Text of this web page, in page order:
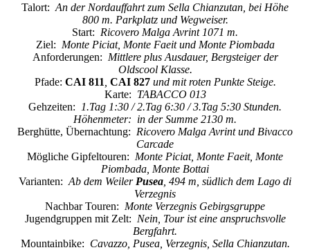
Talort: An der Nordauffahrt zum Sella Chianzutan, bei Höhe
800 m. Parkplatz und Wegweiser.
Start: Ricovero Malga Avrint 1071 m.
Ziel: Monte Piciat, Monte Faeit und Monte Piombada
Anforderungen: Mittlere plus Ausdauer, Bergsteiger der
Oldscool Klasse.
Pfade: CAI 811 CAI 827und mit roten Punkte Steige.
Karte: TABACCO 013
Gehzeiten: 1.Tag 1:30 / 2.Tag 6:30 / 3.Tag 5:30 Stunden.
Höhenmeter: in der Summe 2130 m.
Berghütte, Übernachtung: Ricovero Malga Avrint und Bivacco
Carcade
Mögliche Gipfeltouren: Monte Piciat, Monte Faeit, Monte
Piombada, Monte Bottai
Varianten: Ab dem WeilerPusea , 494 m, südlich dem Lago di
Verzegnis
Nachbar Touren: Monte Verzegnis Gebirgsgruppe
Jugendgruppen mit Zelt: Nein, Tour ist eine anspruchsvolle
Bergfahrt.
Mountainbike: Cavazzo, Pusea, Verzegnis, Sella Chianzutan.